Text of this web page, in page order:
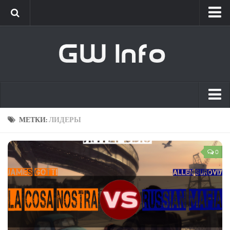
Новости
Интервью
GameWorld
Новости
Обновления
Клиент
[GW] Info
Главная
Вакансии
О проекте
МЕТКИ:ЛИДЕРЫ
0